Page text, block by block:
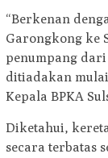
“Berkenan
Garongkong ke
penumpang
ditiadakan mulai
Kepala BPKA
Diketahui,
secara terbatas